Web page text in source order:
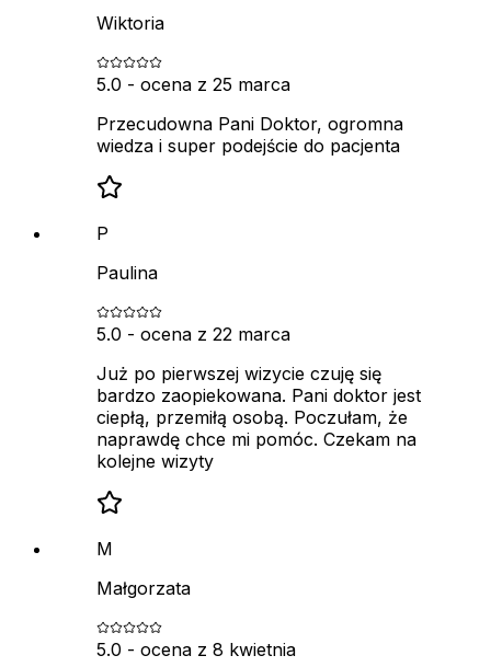
Wiktoria
5.0 - ocena z 25 marca
Przecudowna Pani Doktor, ogromna
wiedza i super podejście do pacjenta
P
Paulina
5.0 - ocena z 22 marca
Już po pierwszej wizycie czuję się
bardzo zaopiekowana. Pani doktor jest
ciepłą, przemiłą osobą. Poczułam, że
naprawdę chce mi pomóc. Czekam na
kolejne wizyty
M
Małgorzata
5.0 - ocena z 8 kwietnia